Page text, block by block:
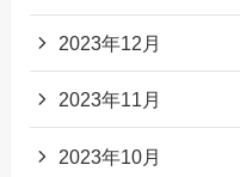
2023年12月
2023年11月
2023年10月